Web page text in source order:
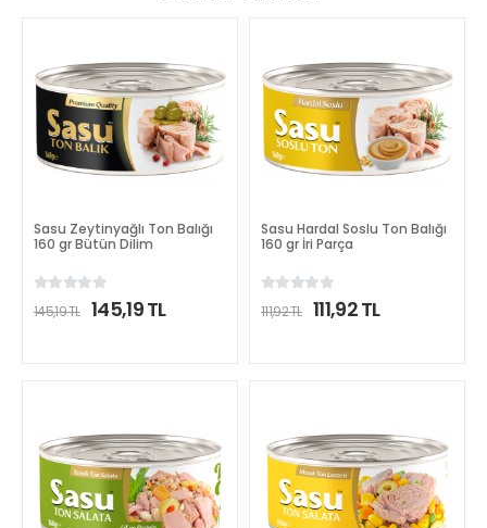
Sasu Zeytinyağlı Ton Balığı
160 gr Bütün Dilim
145,19 TL 145,19 TL
Sasu Hardal Soslu Ton Balığı
160 gr İri Parça
111,92 TL 111,92 TL